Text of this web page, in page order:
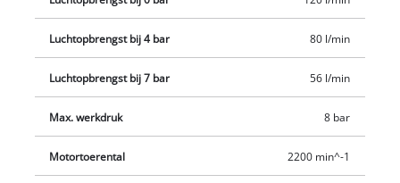
getransporteerd. De accu compressor SILENZZO 36/210 Li Solo
wordt geleverd zonder accu en oplader. Deze zijn apart
verkrijgbaar.
Luchtopbrengst bij 4 bar 80 l/min
Luchtopbrengst bij 7 bar 56 l/min
Max. werkdruk 8 bar
Motortoerental 2200 min^-1